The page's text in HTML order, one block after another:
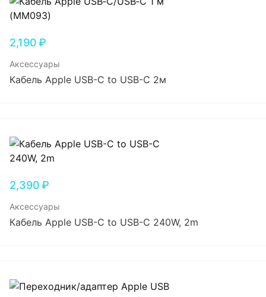
2,190₽
Аксессуары
Кабель Apple USB-C to USB-C 2м
2,390₽
Аксессуары
Кабель Apple USB-C to USB-C 240W, 2m